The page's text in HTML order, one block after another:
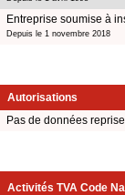
Entreprise soumise à
Depuis le 1 novembre 2018
Autorisations
Pas de données
Activités TVA Code